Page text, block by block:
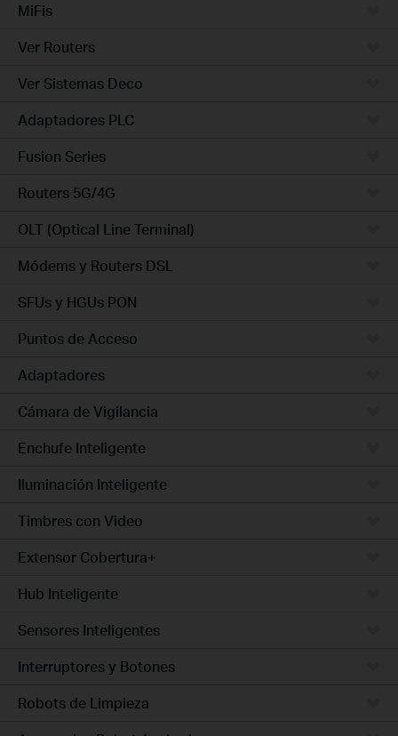
MiFis
Ver Routers
Ver Sistemas Deco
Adaptadores PLC
Fusion Series
Routers 5G/4G
OLT (Optical Line Terminal)
Módems y Routers DSL
SFUs y HGUs PON
Puntos de Acceso
Adaptadores
Cámara de Vigilancia
Enchufe Inteligente
Iluminación Inteligente
Timbres con Video
Extensor Cobertura+
Hub Inteligente
Sensores Inteligentes
Interruptores y Botones
Robots de Limpieza